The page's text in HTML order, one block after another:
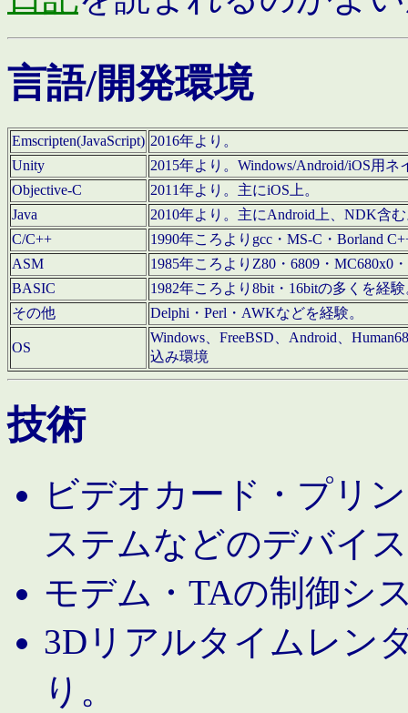
言語/開発環境
Emscripten(JavaScript) 2016年より。
Unity
2015年より。Windows/Android/iOS用
Objective-C
2011年より。主にiOS上。
Java
2010年より。主にAndroid上、NDK含
C/C++
1990年ころよりgcc・MS-C・Borland
ASM
1985年ころよりZ80・6809・MC680x0
BASIC
1982年ころより8bit・16bitの多くを経
その他
Delphi・Perl・AWKなどを経験。
OS
Windows、FreeBSD、Android、
込み環境
技術
ビデオカード・プリ
ステムなどのデバイ
モデム・TAの制御シ
3Dリアルタイムレン
り。